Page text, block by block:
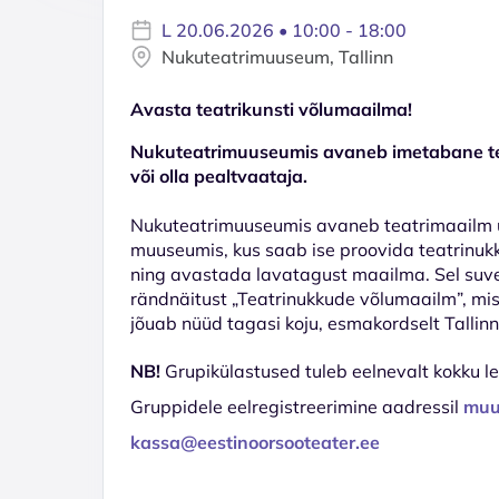
L 20.06.2026 • 10:00 - 18:00
Nukuteatrimuuseum, Tallinn
Avasta teatrikunsti võlumaailma!
Nukuteatrimuuseumis avaneb imetabane
või olla pealtvaataja.
Nukuteatrimuuseumis avaneb
muuseumis, kus saab ise proovida
ning avastada lavatagust maailma. Sel
rändnäitust „Teatrinukkude võlumaailm”,
jõuab nüüd tagasi koju, esmakordselt
NB! Grupikülastused tuleb eelnevalt kokku
Gruppidele eelregistreerimine aadressil
kassa@eestinoorsooteater.ee